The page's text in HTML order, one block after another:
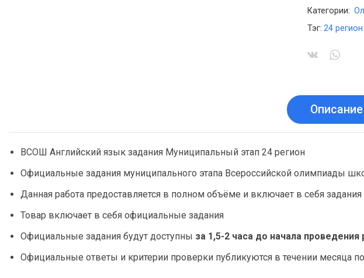
Категории:
Тэг: 24
Описание
ВСОШ Английский язык задания Муниципальный этап 24 регион
Официальные задания муниципального этапа Всероссийской олимпиады
Данная работа предоставляется в полном объёме и включает в себя
Товар включает в себя официальные задания
Официальные задания будут доступны за 1,5-2 часа до начала проведения
Официальные ответы и критерии проверки публикуются в течении месяца